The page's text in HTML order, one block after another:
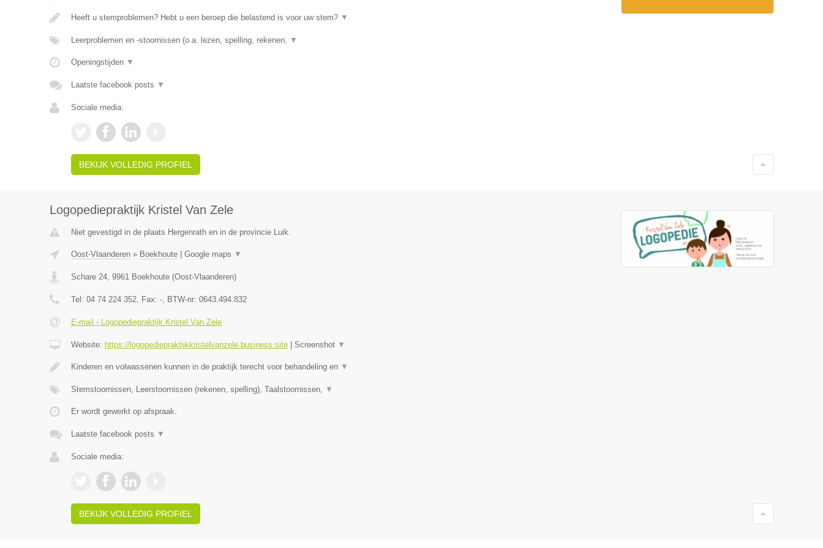
Heeft u stemproblemen? Hebt u een beroep die belastend is voor uw stem? ▼
Leerproblemen en -stoornissen (o.a. lezen, spelling, rekenen, ▼
Openingstijden ▼
Laatste facebook posts ▼
Sociale media:
BEKIJK VOLLEDIG PROFIEL
Logopediepraktijk Kristel Van Zele
Niet gevestigd in de plaats Hergenrath en in de provincie Luik.
Oost-Vlaanderen» Boekhoute| Google maps ▼
Schare 24, 9961 Boekhoute(Oost-Vlaanderen)
Tel: 04 74 224 352, Fax: -, BTW-nr: 0643.494.832
E-mail › Logopediepraktijk Kristel Van Zele
Website: https://logopediepraktijkkristelvanzele.business.site| Screenshot ▼
Kinderen en volwassenen kunnen in de praktijk terecht voor behandeling en ▼
Stemstoornissen, Leerstoornissen (rekenen, spelling), Taalstoornissen, ▼
Er wordt gewerkt op afspraak.
Laatste facebook posts ▼
Sociale media:
BEKIJK VOLLEDIG PROFIEL